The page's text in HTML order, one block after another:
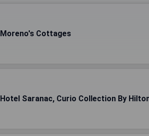
Moreno's Cottages
Hotel Saranac, Curio Collection By